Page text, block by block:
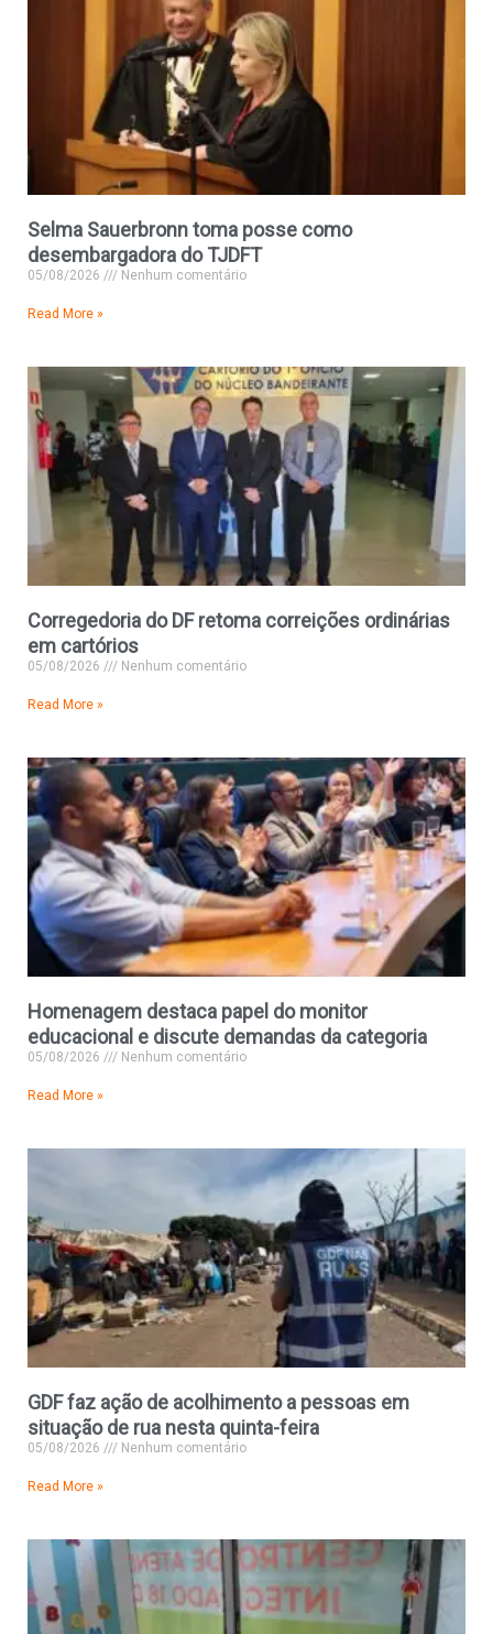
Selma Sauerbronn toma posse como
desembargadora do TJDFT
05/08/2026 Nenhum comentário
Read More »
Corregedoria do DF retoma correições ordinárias
em cartórios
05/08/2026 Nenhum comentário
Read More »
Homenagem destaca papel do monitor
educacional e discute demandas da categoria
05/08/2026 Nenhum comentário
Read More »
GDF faz ação de acolhimento a pessoas em
situação de rua nesta quinta-feira
05/08/2026 Nenhum comentário
Read More »